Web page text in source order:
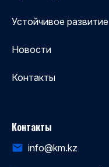
Устойчивое развитие
Новости
Контакты
Контакты
info@km.kz